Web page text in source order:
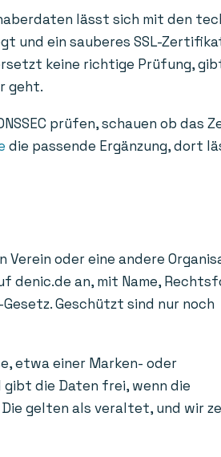
lässt sich mit den
und ein sauberes SSL-
keine richtige Prüfung,
geht.
prüfen, schauen ob das
die passende Ergänzung, dort
Verein oder eine andere
denic.de an, mit Name,
Geschützt sind nur noch
etwa einer Marken- oder
die Daten frei, wenn die
gelten als veraltet, und wir